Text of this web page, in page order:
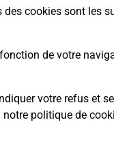
cookies sont les
de votre
votre refus et
notre politique de